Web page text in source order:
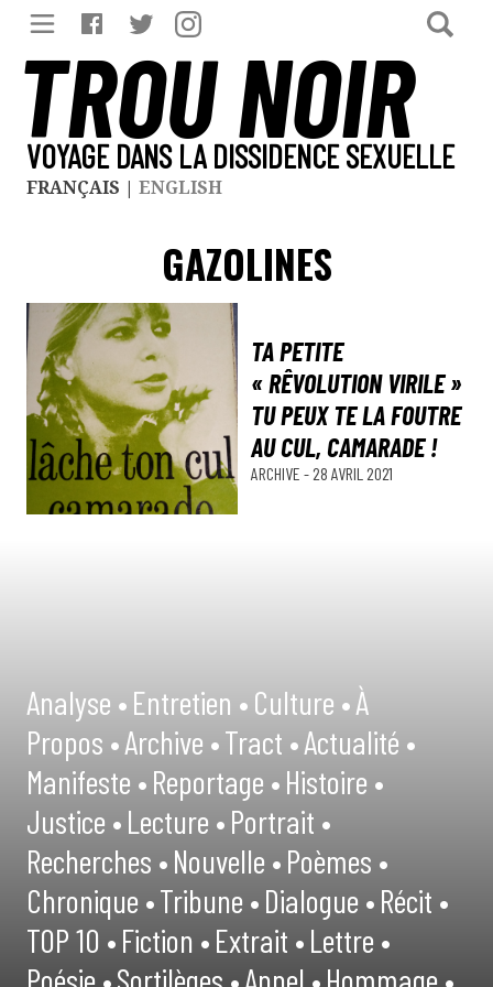
TROU NOIR
VOYAGE DANS LA DISSIDENCE SEXUELLE
FRANÇAIS | ENGLISH
GAZOLINES
TA PETITE
« RÊVOLUTION VIRILE »
TU PEUX TE LA FOUTRE
AU CUL, CAMARADE !
ARCHIVE - 28 AVRIL 2021
Analyse •Entretien •Culture •À
Propos •Archive •Tract •Actualité •
Manifeste •Reportage •Histoire •
Justice •Lecture •Portrait •
Recherches •Nouvelle •Poèmes •
Chronique •Tribune •Dialogue •Récit •
TOP 10 •Fiction •Extrait •Lettre •